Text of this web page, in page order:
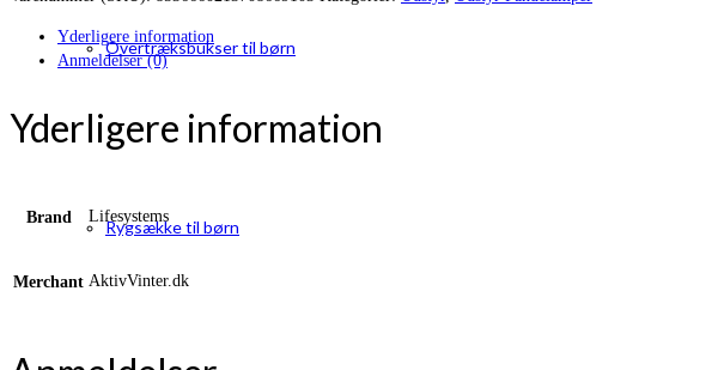
Overtræksbukser til børn
Rygsække til børn
Yderligere information
Anmeldelser (0)
Yderligere information
Brand Lifesystems
Merchant AktivVinter.dk